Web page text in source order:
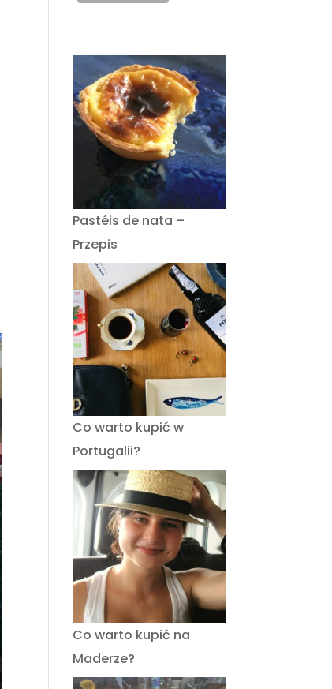
Pastéis de nata –
Przepis
Co warto kupić w
Portugalii?
Co warto kupić na
Maderze?